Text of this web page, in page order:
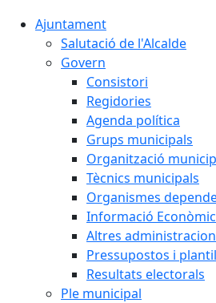
Ajuntament
Salutació de l'Alcalde
Govern
Consistori
Regidories
Agenda política
Grups municipals
Organització
Tècnics municipals
Organismes
Informació
Altres
Pressupostos i
Resultats electorals
Ple municipal